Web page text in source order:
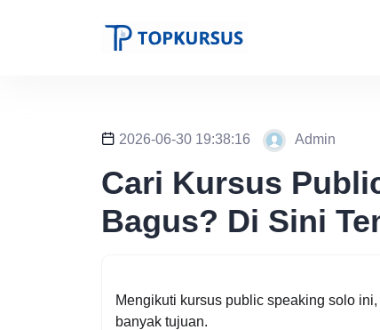
2026-06-30 19:38:16 Admin
Cari Kursus
Bagus? Di Sini
Mengikuti kursus public speaking solo
banyak tujuan.